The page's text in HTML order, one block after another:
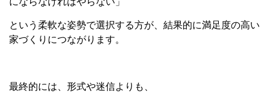
という柔軟な姿勢で選択する方が、結果的に満足度の高い
家づくりにつながります。
最終的には、形式や迷信よりも、